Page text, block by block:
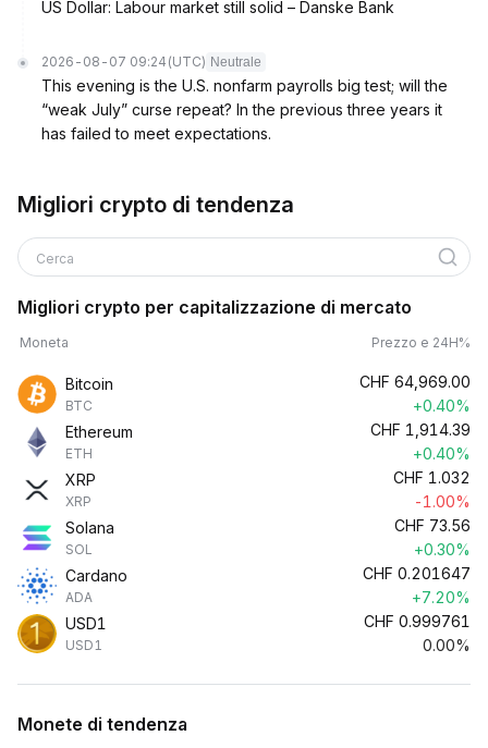
US Dollar: Labour market still solid – Danske Bank
2026-08-07 09:24 (UTC) Neutrale
This evening is the U.S. nonfarm payrolls big test; will the
“weak July” curse repeat? In the previous three years it
has failed to meet expectations.
Migliori crypto di tendenza
Cerca
Migliori crypto per capitalizzazione di mercato
Moneta Prezzo e 24H%
Bitcoin
BTC
CHF 64,969.00
+0.40%
Ethereum
ETH
CHF 1,914.39
+0.40%
XRP
XRP
CHF 1.032
-1.00%
Solana
SOL
CHF 73.56
+0.30%
Cardano
ADA
CHF 0.201647
+7.20%
USD1
USD1
CHF 0.999761
0.00%
Monete di tendenza